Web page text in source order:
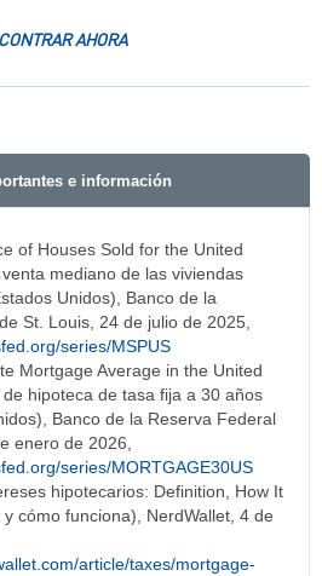
AHORA
e información
of Houses Sold for the United
mediano de las viviendas
Unidos), Banco de la
St. Louis, 24 de julio de 2025,
series/MSPUS
Mortgage Average in the United
hipoteca de tasa fija a 30 años
Banco de la Reserva Federal
enero de 2026,
series/MORTGAGE30US
hipotecarios: Definition, How It
cómo funciona), NerdWallet, 4 de
article/taxes/mortgage-